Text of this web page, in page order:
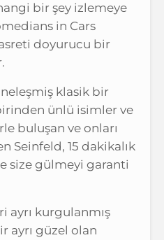
bir şey izlemeye
in Cars
doyurucu bir
klasik bir
ünlü isimler ve
buluşan ve onları
Seinfeld, 15 dakikalık
size gülmeyi garanti
ayrı kurgulanmış
ayrı güzel olan